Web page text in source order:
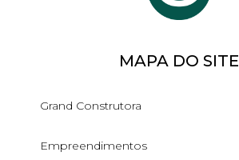
MAPA DO SITE
Grand Construtora
Empreendimentos